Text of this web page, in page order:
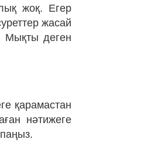
жоқ. Егер
жасай
Мықты деген
қарамастан
нәтижеге